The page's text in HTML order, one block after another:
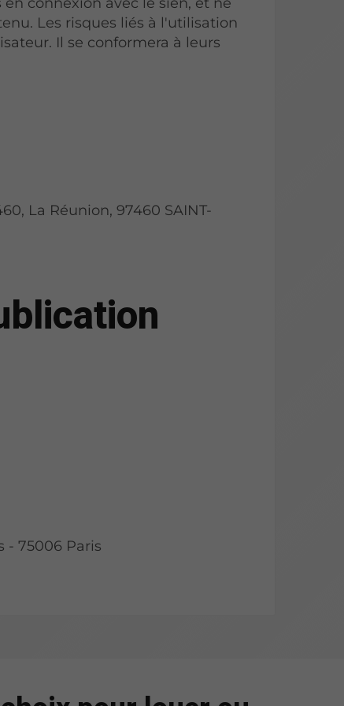
Les risques liés à l'utilisation
Il se conformera à leurs
La Réunion, 97460 SAINT-
- 75006 Paris